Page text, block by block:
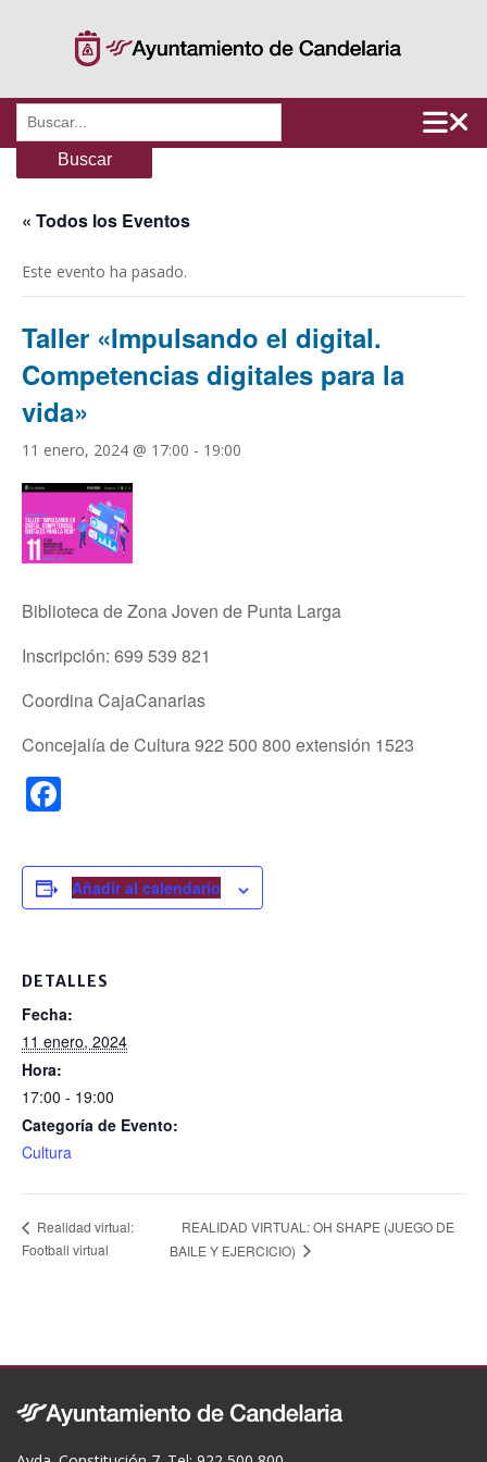
Buscar:
« Todos los Eventos
Este evento ha pasado.
Taller «Impulsando el digital.
Competencias digitales para la
vida»
11 enero, 2024 @ 17:00 - 19:00
Biblioteca de Zona Joven de Punta Larga
Inscripción: 699 539 821
Coordina CajaCanarias
Concejalía de Cultura 922 500 800 extensión 1523
c
e
o
o
k
Añadir al calendario
DETALLES
Fecha:
11 enero, 2024
Hora:
17:00 - 19:00
Categoría de Evento:
Cultura
Realidad virtual:
Football virtual
REALIDAD VIRTUAL: OH SHAPE (JUEGO DE
BAILE Y EJERCICIO)